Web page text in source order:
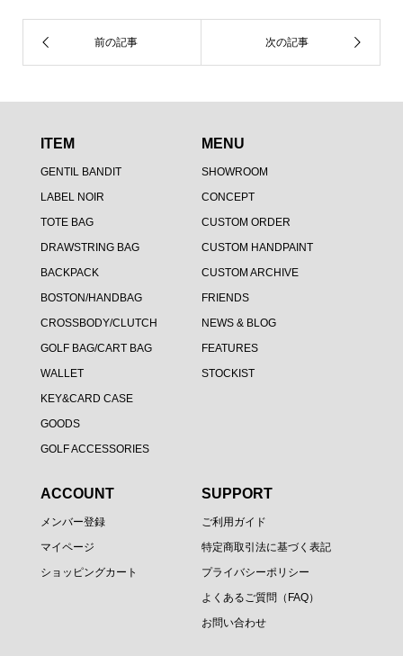
ITEM
GENTIL BANDIT
LABEL NOIR
TOTE BAG
DRAWSTRING BAG
BACKPACK
BOSTON/HANDBAG
CROSSBODY/CLUTCH
GOLF BAG/CART BAG
WALLET
KEY&CARD CASE
GOODS
GOLF ACCESSORIES
MENU
SHOWROOM
CONCEPT
CUSTOM ORDER
CUSTOM HANDPAINT
CUSTOM ARCHIVE
FRIENDS
NEWS & BLOG
FEATURES
STOCKIST
ACCOUNT
メンバー登録
マイページ
ショッピングカート
SUPPORT
ご利用ガイド
特定商取引法に基づく表記
プライバシーポリシー
よくあるご質問（FAQ）
お問い合わせ